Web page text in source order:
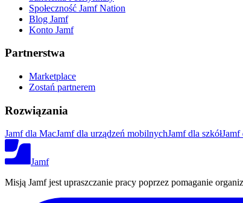
Społeczność Jamf Nation
Blog Jamf
Konto Jamf
Partnerstwa
Marketplace
Zostań partnerem
Rozwiązania
Jamf dla MacJamf dla urządzeń mobilnychJamf dla szkółJamf
Jamf
Misją Jamf jest upraszczanie pracy poprzez pomaganie